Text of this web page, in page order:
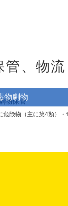
管、物流
物劇物
危険物（主に第4類）・